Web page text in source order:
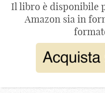
Il libro è disponibile
Amazon sia in